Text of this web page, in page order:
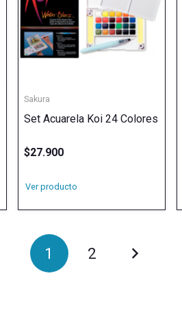
Sakura
Set Acuarela Koi 24 Colores
$27.900
Ver producto
1 2